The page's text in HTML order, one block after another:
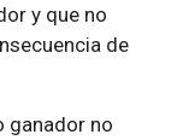
y que no
de
ganador no